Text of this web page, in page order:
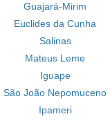
Guajará-Mirim
Euclides da Cunha
Salinas
Mateus Leme
Iguape
São João Nepomuceno
Ipameri